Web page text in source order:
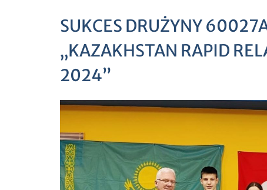
SUKCES DRUŻYNY
„KAZAKHSTAN RAPID
2024”